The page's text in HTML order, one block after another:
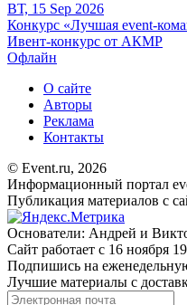
ВТ, 15 Sep 2026
Конкурс «Лучшая event-
Ивент-конкурс от АКМР
Офлайн
О сайте
Авторы
Реклама
Контакты
© Event.ru, 2026
Информационный портал
Публикация материалов с
Основатели: Андрей и
Сайт работает с 16 ноября
Подпишись на
Лучшие материалы с